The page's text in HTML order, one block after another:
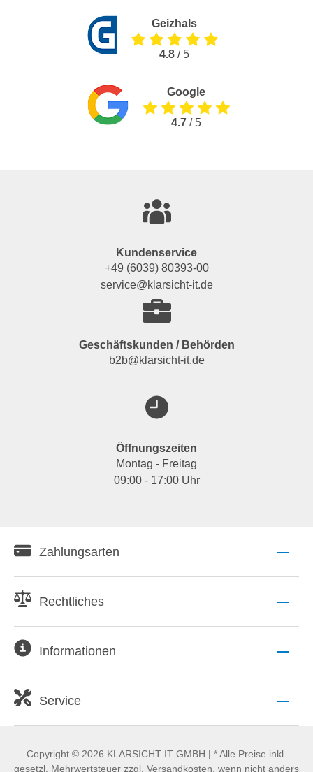
Geizhals
4.8 / 5
Google
4.7 / 5
Kundenservice
+49 (6039) 80393-00
service@klarsicht-it.de
Geschäftskunden / Behörden
b2b@klarsicht-it.de
Öffnungszeiten
Montag - Freitag
09:00 - 17:00 Uhr
Zahlungsarten
Rechtliches
Informationen
Service
Copyright © 2026 KLARSICHT IT GMBH | * Alle Preise inkl.
gesetzl. Mehrwertsteuer zzgl. Versandkosten, wenn nicht anders